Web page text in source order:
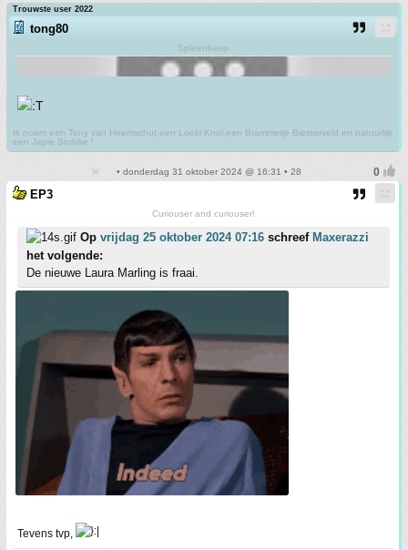
Trouwste user 2022
tong80
Spleenheup
Ik noem een Tony van Heemschut,een Loeki Knol,een Brammetje Biesterveld en natuurlijk
een Japie Stobbe !
• donderdag 31 oktober 2024 @ 16:31 • 28
EP3
Curiouser and curiouser!
Op vrijdag 25 oktober 2024 07:16 schreef Maxerazzi
het volgende:
De nieuwe Laura Marling is fraai.
Tevens tvp,